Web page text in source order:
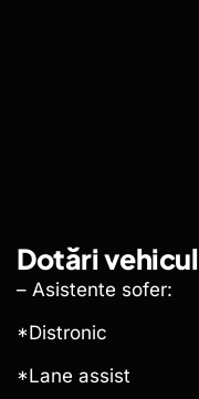
Dotări vehicul
– Asistente sofer:
*Distronic
*Lane assist